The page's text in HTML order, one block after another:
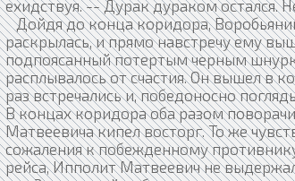
ехидствуя. -- Дурак дураком остался.
Дойдя до конца коридора,
раскрылась, и прямо навстречу ему
подпоясанный потертым черным
расплывалось от счастия. Он вышел в
раз встречались и, победоносно
В концах коридора оба разом
Матвеевича кипел восторг. То же
сожаления к побежденному
рейса, Ипполит Матвеевич не